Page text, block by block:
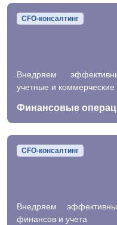
CFO-консалтинг
Внедряем
учетные и
Финансовые
CFO-консалтинг
Внедряем
финансов и учета